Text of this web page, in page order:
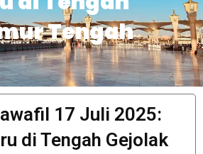
Tengah
17 Juli 2025:
di Tengah Gejolak